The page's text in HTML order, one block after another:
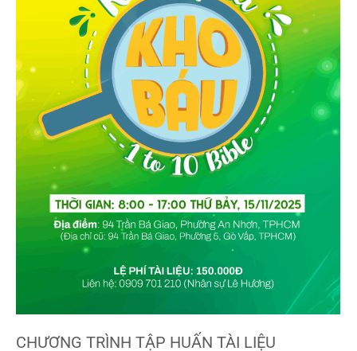
CHƯƠNG TRÌNH TẬP HUẤN TÀI LIỆU